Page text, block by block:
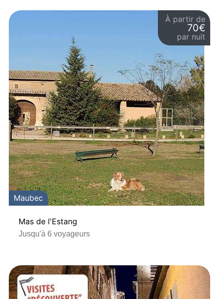
À partir de
70€
par nuit
Maubec
Mas de l'Estang
Jusqu'à 6 voyageurs